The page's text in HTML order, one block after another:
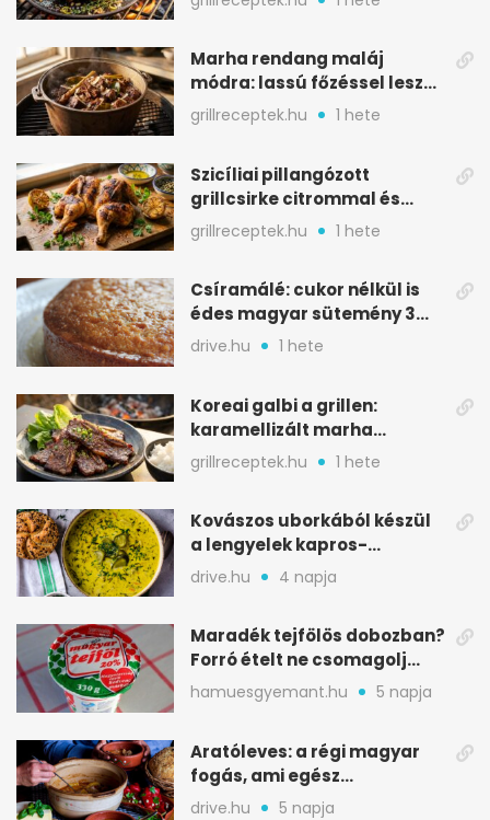
Marha rendang maláj
módra: lassú főzéssel lesz
igazán szaftos
grillreceptek.hu 1 hete
Szicíliai pillangózott
grillcsirke citrommal és
oregánóval
grillreceptek.hu 1 hete
Csíramálé: cukor nélkül is
édes magyar sütemény 3
alapanyagból
drive.hu 1 hete
Koreai galbi a grillen:
karamellizált marha
rövidborda gyorsan
grillreceptek.hu 1 hete
Kovászos uborkából készül
a lengyelek kapros-
savanykás levese
drive.hu 4 napja
Maradék tejfölös dobozban?
Forró ételt ne csomagolj
ilyen tégelybe
hamuesgyemant.hu 5 napja
Aratóleves: a régi magyar
fogás, ami egész
csapatokat jóllakatott
drive.hu 5 napja